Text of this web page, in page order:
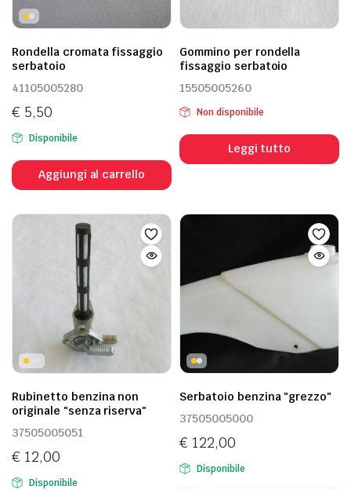
Rondella cromata fissaggio
serbatoio
41105005280
€ 5,50
Disponibile
Aggiungi al carrello
Gommino per rondella
fissaggio serbatoio
15505005260
Non disponibile
Leggi tutto
Rubinetto benzina non
originale "senza riserva"
37505005051
€ 12,00
Disponibile
Serbatoio benzina "grezzo"
37505005000
€ 122,00
Disponibile